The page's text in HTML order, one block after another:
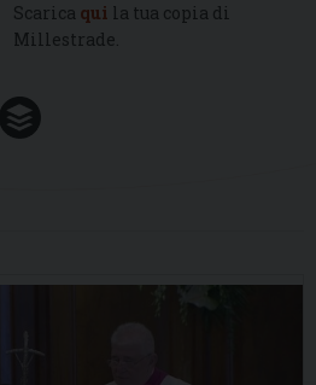
Scarica qui la tua copia di
Millestrade.